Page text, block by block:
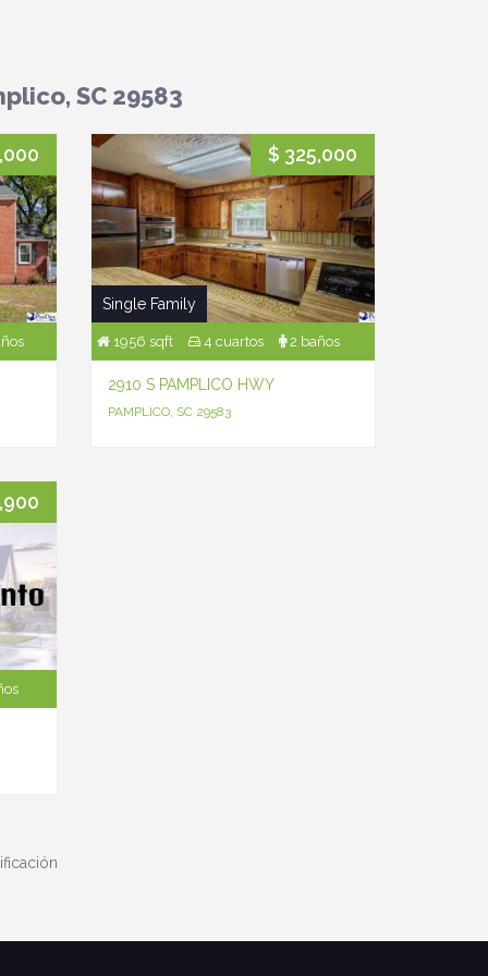
SC 29583
$ 325,000
Single Family
1956 sqft 4 cuartos 2 baños
2910 S PAMPLICO HWY
PAMPLICO, SC 29583